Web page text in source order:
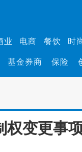
业 电商 餐饮 时
基金券商 保险
权变更事